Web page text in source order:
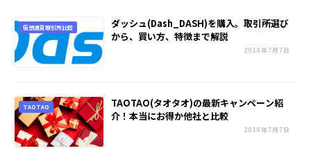
仮想通貨取引所比較
ダッシュ(Dash_DASH)を購入。取引所選び
から、買い方、特徴まで解説
2019年7月7日
TAOTAO
TAOTAO(タオタオ)の最新キャンペーン紹
介！本当にお得か他社と比較
2019年7月7日